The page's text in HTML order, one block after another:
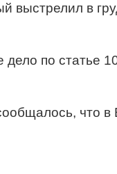
выстрелил в
дело по статье
что в